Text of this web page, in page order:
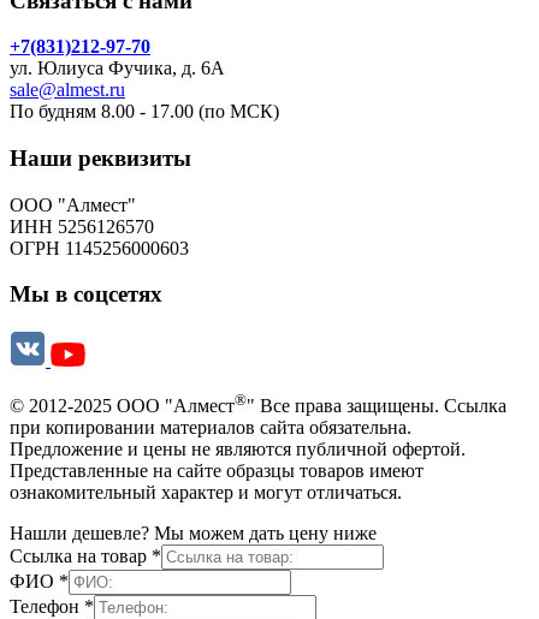
+7(831)212-97-70
ул. Юлиуса Фучика, д. 6А
sale@almest.ru
По будням 8.00 - 17.00 (по МСК)
Наши реквизиты
ООО "Алмест"
ИНН 5256126570
ОГРН 1145256000603
Мы в соцсетях
© 2012-2025 ООО "Алмест®" Все права защищены. Ссылка
при копировании материалов сайта обязательна.
Предложение и цены не являются публичной офертой.
Представленные на сайте образцы товаров имеют
ознакомительный характер и могут отличаться.
Нашли дешевле? Мы можем дать цену ниже
Ссылка на товар *
ФИО *
Телефон *